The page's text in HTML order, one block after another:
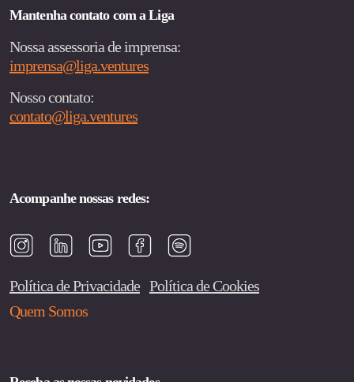
Mantenha contato com a Liga
Nossa assessoria de imprensa:
imprensa@liga.ventures
Nosso contato:
contato@liga.ventures
Acompanhe nossas redes:
Política de Privacidade Política de Cookies
Quem Somos